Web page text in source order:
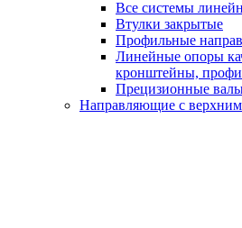
Все системы
Втулки закрытые
Профильные
Линейные опоры
кронштейны,
Прецизионные
Направляющие с